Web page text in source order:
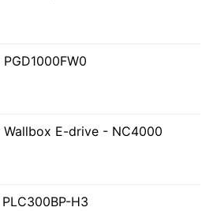
Wallbox E-drive - NC4000
H3